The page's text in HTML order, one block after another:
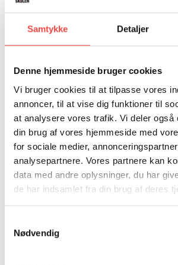
Samtykke Detaljer
Denne hjemmeside bruger cookies
Vi bruger cookies til at tilpasse vores
annoncer, til at vise dig funktioner til
at analysere vores trafik. Vi deler også
din brug af vores hjemmeside med
for sociale medier,
analysepartnere. Vores partnere kan
data med andre oplysninger, du har
de har indsamlet fra din brug af deres
Nødvendig
KURSUSSEKRETÆR
ELSEBETH
CHRISTIANSEN
M: elc@hrs.dk
T: 25503827
Kontakt mig, hvis du har spørgsmål til
kursusdatoer, til- og framelding